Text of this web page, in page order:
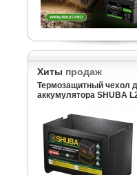
Хиты продаж
Термозащитный чехол
аккумулятора SHUBA